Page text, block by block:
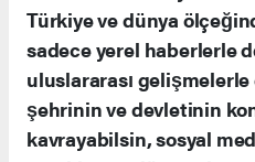
Türkiye ve dünya
sadece yerel haberlerle
uluslararası
şehrinin ve devletinin
kavrayabilsin, sosyal